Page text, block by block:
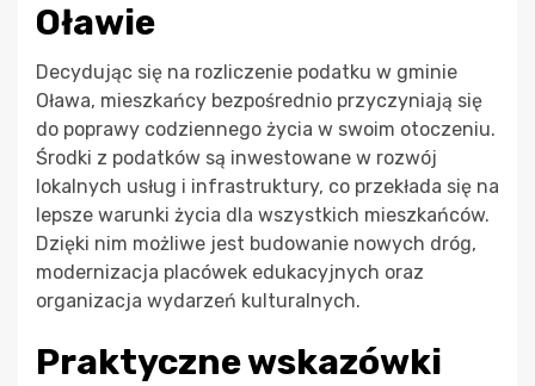
Oławie
Decydując się na rozliczenie podatku w gminie
Oława, mieszkańcy bezpośrednio przyczyniają się
do poprawy codziennego życia w swoim otoczeniu.
Środki z podatków są inwestowane w rozwój
lokalnych usług i infrastruktury, co przekłada się na
lepsze warunki życia dla wszystkich mieszkańców.
Dzięki nim możliwe jest budowanie nowych dróg,
modernizacja placówek edukacyjnych oraz
organizacja wydarzeń kulturalnych.
Praktyczne wskazówki